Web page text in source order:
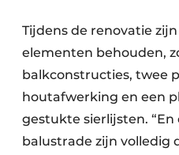
Tijdens de renovatie
elementen behouden,
balkconstructies, twee
houtafwerking en een
gestukte sierlijsten. “En
balustrade zijn volledig